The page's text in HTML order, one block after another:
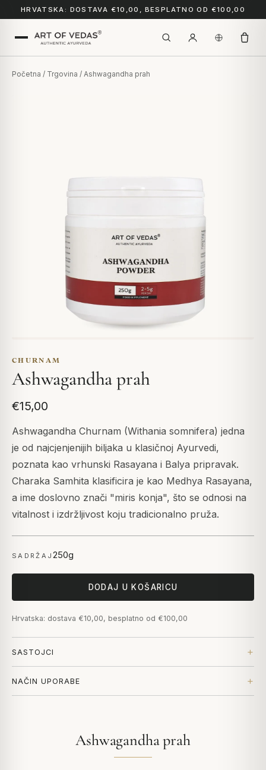
HRVATSKA: DOSTAVA €10,00, BESPLATNO OD €100,00
Početna / Trgovina / Ashwagandha prah
CHURNAM
Ashwagandha prah
€15,00
Ashwagandha Churnam (Withania somnifera) jedna
je od najcjenjenijih biljaka u klasičnoj Ayurvedi,
poznata kao vrhunski Rasayana i Balya pripravak.
Charaka Samhita klasificira je kao Medhya Rasayana,
a ime doslovno znači "miris konja", što se odnosi na
vitalnost i izdržljivost koju tradicionalno pruža.
SADRŽAJ250g
DODAJ U KOŠARICU
Hrvatska: dostava €10,00, besplatno od €100,00
SASTOJCI
NAČIN UPORABE
Ashwagandha prah